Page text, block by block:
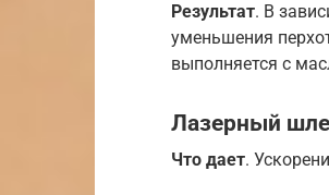
Результат. В
уменьшения
выполняется с
Лазерный
Что дает.